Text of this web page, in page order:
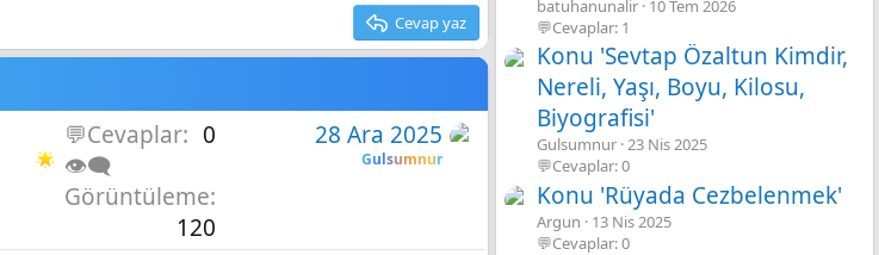
Cevap yaz
💬Cevaplar
0
👁️‍🗨️
Görüntüleme
120
28 Ara 2025
Gulsumnur
batuhanunalir 10 Tem 2026
💬Cevaplar: 1
Konu 'Sevtap Özaltun Kimdir,
Nereli, Yaşı, Boyu, Kilosu,
Biyografisi'
Gulsumnur 23 Nis 2025
💬Cevaplar: 0
Konu 'Rüyada Cezbelenmek'
Argun
13 Nis 2025
💬Cevaplar: 0